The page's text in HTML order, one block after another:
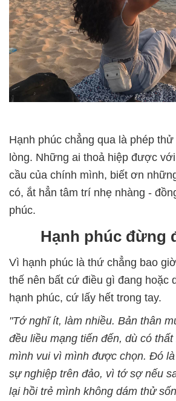
Hạnh phúc chẳng qua là phép
lòng. Những ai thoả hiệp được
cầu của chính mình, biết ơn
có, ắt hẳn tâm trí nhẹ nhàng -
phúc.
Hạnh phúc đừng
Vì hạnh phúc là thứ chẳng bao
thế nên bất cứ điều gì đang hoặc
hạnh phúc, cứ lấy hết trong tay.
"Tớ nghĩ ít, làm nhiều. Bản thân
đều liều mạng tiến đến, dù có
mình vui vì mình được chọn. Đó
sự nghiệp trên đảo, vì tớ sợ nếu
lại hồi trẻ mình không dám thử